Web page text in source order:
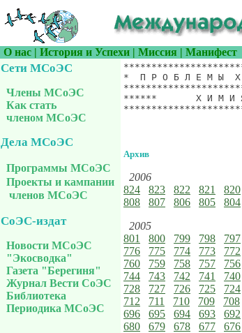
О нас | История и Успехи | Миссия | Манифест
Сети МСоЭС
Члены МСоЭС
Как стать
членом МСоЭС
Дела МСоЭС
Программы МСоЭС
Проекты и кампании
членов МСоЭС
СоЭС-издат
Новости МСоЭС
"Экосводка"
Газета "Берегиня"
Журнал Вести СоЭС
Библиотека
Периодика МСоЭС
*  П Р О Б Л Е М Ы
******       Х И М И
Архив
2006
824
823 822 821 820
808
807 806 805 804
2005
801
800 799 798 797
776
775 774 773 772
760
759 758 757 756
744
743 742 741 740
728
727 726 725 724
712
711 710 709 708
696
695 694 693 692
680
679 678 677 676